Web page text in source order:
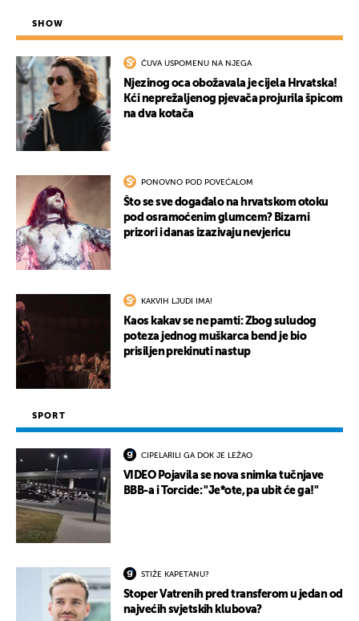
SHOW
ČUVA USPOMENU NA NJEGA
Njezinog oca obožavala je cijela Hrvatska!
Kći neprežaljenog pjevača projurila špicom
na dva kotača
PONOVNO POD POVEĆALOM
Što se sve događalo na hrvatskom otoku
pod osramoćenim glumcem? Bizarni
prizori i danas izazivaju nevjericu
KAKVIH LJUDI IMA!
Kaos kakav se ne pamti: Zbog suludog
poteza jednog muškarca bend je bio
prisiljen prekinuti nastup
SPORT
CIPELARILI GA DOK JE LEŽAO
VIDEO Pojavila se nova snimka tučnjave
BBB-a i Torcide: "Je*ote, pa ubit će ga!"
STIŽE KAPETANU?
Stoper Vatrenih pred transferom u jedan od
najvećih svjetskih klubova?